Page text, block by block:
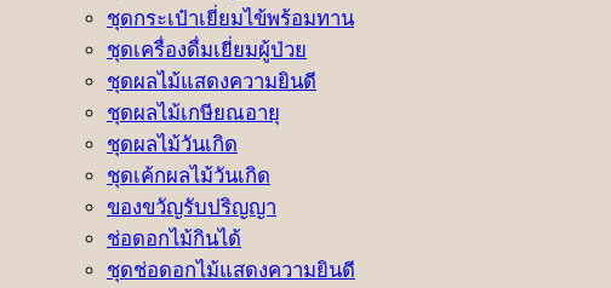
ชุดกระเป๋าเยี่ยมไข้พร้อมทาน
ชุดเครื่องดื่มเยี่ยมผู้ป่วย
ชุดผลไม้แสดงความยินดี
ชุดผลไม้เกษียณอายุ
ชุดผลไม้วันเกิด
ชุดเค้กผลไม้วันเกิด
ของขวัญรับปริญญา
ช่อดอกไม้กินได้
ชุดช่อดอกไม้แสดงความยินดี